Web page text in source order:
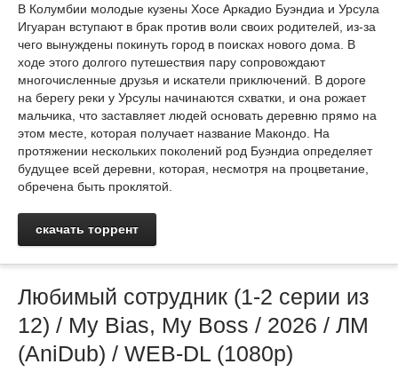
В Колумбии молодые кузены Хосе Аркадио Буэндиа и Урсула
Игуаран вступают в брак против воли своих родителей, из-за
чего вынуждены покинуть город в поисках нового дома. В
ходе этого долгого путешествия пару сопровождают
многочисленные друзья и искатели приключений. В дороге
на берегу реки у Урсулы начинаются схватки, и она рожает
мальчика, что заставляет людей основать деревню прямо на
этом месте, которая получает название Макондо. На
протяжении нескольких поколений род Буэндиа определяет
будущее всей деревни, которая, несмотря на процветание,
обречена быть проклятой.
скачать торрент
Любимый сотрудник (1-2 серии из
12) / My Bias, My Boss / 2026 / ЛМ
(AniDub) / WEB-DL (1080p)